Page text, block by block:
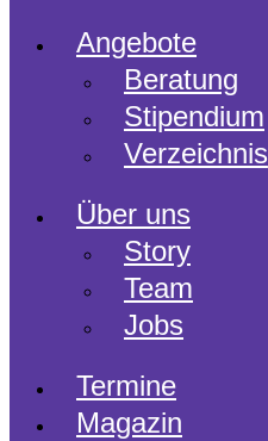
Angebote
Beratung
Stipendium
Verzeichnis
Über uns
Story
Team
Jobs
Termine
Magazin